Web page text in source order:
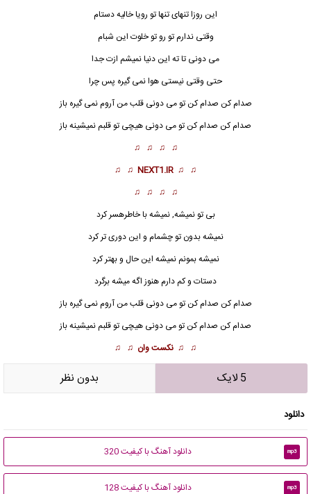
این روزا تنهای تنها تو رویا خالیه دستام
وقتی ندارم تو رو تو خلوت این شبام
می دونی تا ته این دنیا نمیشم ازت جدا
حتی وقتی نیستی هوا نمی گیره پس چرا
صدام کن صدام کن تو می دونی قلب من آروم نمی گیره باز
صدام کن صدام کن تو می دونی هیچی تو قلبم نمیشینه باز
♫ ♫ ♫ ♫
♫ ♫
NEXT1.IR
♫ ♫
♫ ♫ ♫ ♫
بی تو نمیشه, نمیشه با خاطرهسر کرد
نمیشه بدون تو چشمام و این دوری تر کرد
نمیشه بمونم نمیشه این حال و بهتر کرد
دستات و کم دارم هنوز اگه میشه برگرد
صدام کن صدام کن تو می دونی قلب من آروم نمی گیره باز
صدام کن صدام کن تو می دونی هیچی تو قلبم نمیشینه باز
♫ ♫ نکست وان ♫ ♫
5 لایک بدون نظر
دانلود
mp3 دانلود آهنگ با کیفیت 320
mp3 دانلود آهنگ با کیفیت 128